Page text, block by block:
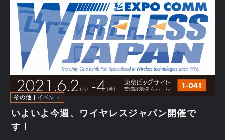
その他 イベント
いよいよ今週、ワイヤレスジャパン開催で
す！